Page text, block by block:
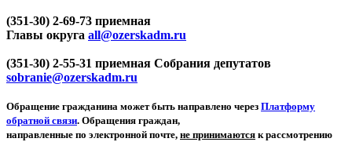
(351-30) 2-69-73 приемная
Главы округа all@ozerskadm.ru
(351-30) 2-55-31 приемная Собрания депутатов
sobranie@ozerskadm.ru
Обращение гражданина может быть направлено через Платформу
обратной связи. Обращения граждан,
направленные по электронной почте, не принимаются к рассмотрению